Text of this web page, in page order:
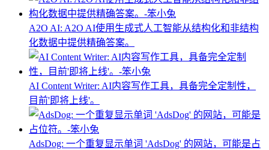
A2O AI: A2O AI使用生成式人工智能从结构化和非结构
化数据中提供精确答案。
AI Content Writer: AI内容写作工具，具备完全定制性，
目前'即将上线'。
AdsDog: 一个重复显示单词 'AdsDog' 的网站，可能是占